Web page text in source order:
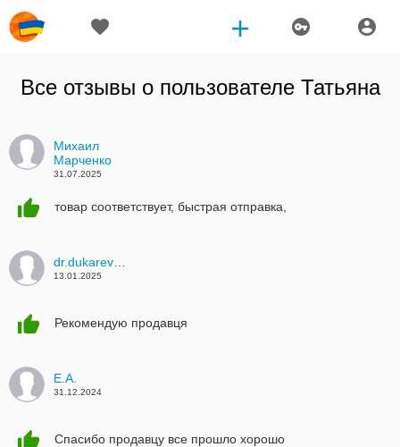
Все отзывы о пользователе Татьяна
Михаил
Марченко
31.07.2025
товар соответствует, быстрая отправка,
13.01.2025
Рекомендую продавця
Е.А.
31.12.2024
Спасибо продавцу все прошло хорошо